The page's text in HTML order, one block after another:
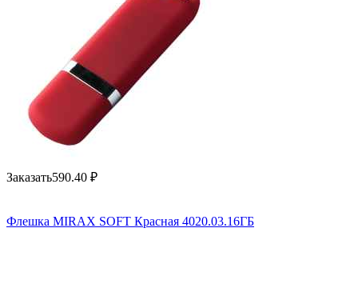
Заказать590.40 ₽
Флешка MIRAX SOFT Красная 4020.03.16ГБ